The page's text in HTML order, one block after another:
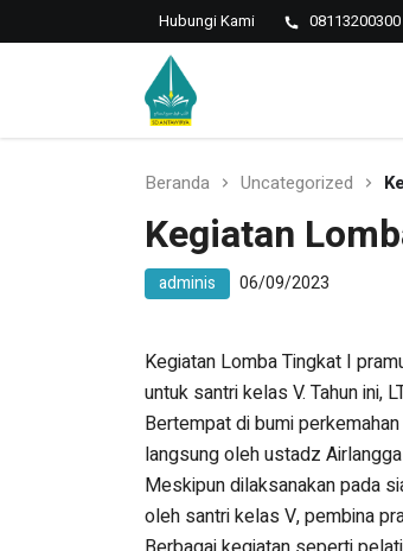
Hubungi Kami 08113200300
SD Antawirya
Islamic Javanese School
Beranda Uncategorized
Kegiatan
adminis 06/09/2023
Kegiatan Lomba Tingkat I
untuk santri kelas V. Tahun ini,
Bertempat di bumi
langsung oleh ustadz
Meskipun dilaksanakan pada
oleh santri kelas V, pembina